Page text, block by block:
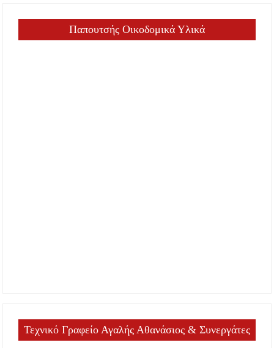
Παπουτσής Οικοδομικά Υλικά
Τεχνικό Γραφείο Αγαλής Αθανάσιος & Συνεργάτες